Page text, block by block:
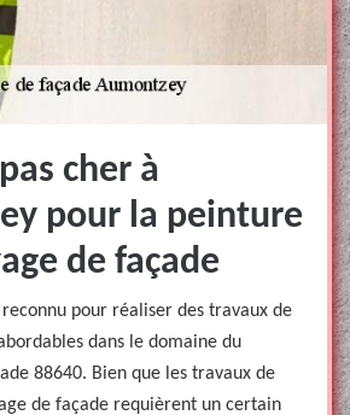
cher à
pour la peinture
de façade
reconnu pour réaliser des travaux de
dans le domaine du
88640. Bien que les travaux de
de façade requièrent un certain